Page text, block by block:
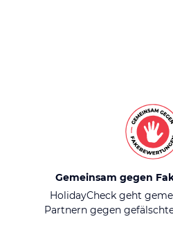
Gemeinsam gegen
HolidayCheck geht
Partnern gegen